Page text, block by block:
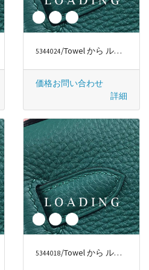
5344024/Towel から ルイヴィトン/LOUIS VUITTON
価格お問い合わせ
詳細
5344018/Towel から ルイヴィトン/LOUIS VUITTON